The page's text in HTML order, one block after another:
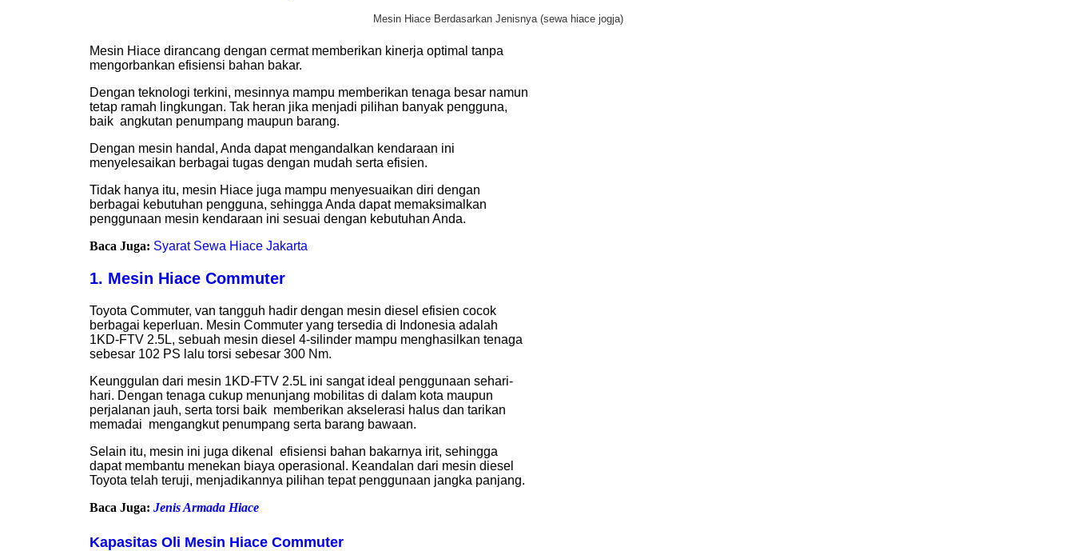
Mesin Hiace Berdasarkan Jenisnya (sewa hiace jogja)
Mesin Hiace dirancang dengan cermat memberikan kinerja optimal tanpa
mengorbankan efisiensi bahan bakar.
Dengan teknologi terkini, mesinnya mampu memberikan tenaga besar namun
tetap ramah lingkungan. Tak heran jika menjadi pilihan banyak pengguna,
baik angkutan penumpang maupun barang.
Dengan mesin handal, Anda dapat mengandalkan kendaraan ini
menyelesaikan berbagai tugas dengan mudah serta efisien.
Tidak hanya itu, mesin Hiace juga mampu menyesuaikan diri dengan
berbagai kebutuhan pengguna, sehingga Anda dapat memaksimalkan
penggunaan mesin kendaraan ini sesuai dengan kebutuhan Anda.
Baca Juga: Syarat Sewa Hiace Jakarta
1. Mesin Hiace Commuter
Toyota Commuter, van tangguh hadir dengan mesin diesel efisien cocok
berbagai keperluan. Mesin Commuter yang tersedia di Indonesia adalah
1KD-FTV 2.5L, sebuah mesin diesel 4-silinder mampu menghasilkan tenaga
sebesar 102 PS lalu torsi sebesar 300 Nm.
Keunggulan dari mesin 1KD-FTV 2.5L ini sangat ideal penggunaan sehari-
hari. Dengan tenaga cukup menunjang mobilitas di dalam kota maupun
perjalanan jauh, serta torsi baik memberikan akselerasi halus dan tarikan
memadai mengangkut penumpang serta barang bawaan.
Selain itu, mesin ini juga dikenal efisiensi bahan bakarnya irit, sehingga
dapat membantu menekan biaya operasional. Keandalan dari mesin diesel
Toyota telah teruji, menjadikannya pilihan tepat penggunaan jangka panjang.
Baca Juga: Jenis Armada Hiace
Kapasitas Oli Mesin Hiace Commuter